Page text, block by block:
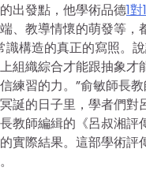
出發點，他學術品德1
、教導情懷的萌發等
識構造的真正的寫照。
織綜合才能跟抽象才
練習的力。”俞敏師長
誕的日子里，學者們
教師編緝的《呂叔湘
實際結果。這部學術